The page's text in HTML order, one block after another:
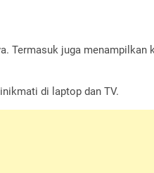
Termasuk juga menampilkan
di laptop dan TV.